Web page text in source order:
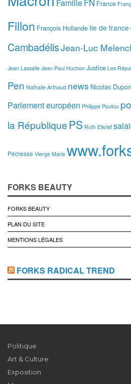
FamilleFN France
Fillon François Hollande Ile de france
CambadélisJean-Luc
Jean Lassalle Jean Paul Huchon Justice Les
Pen Nathalie Arthaud news Nicolas
Parlement européen Philippe Poutou
la République PS Ruth Elkrief
Pecresse Vierge Marie
FORKS BEAUTY
FORKS BEAUTY
PLAN DU SITE
MENTIONS LÉGALES
FORKS RADICAL TREND
Politique
Art & Culture
Exposition